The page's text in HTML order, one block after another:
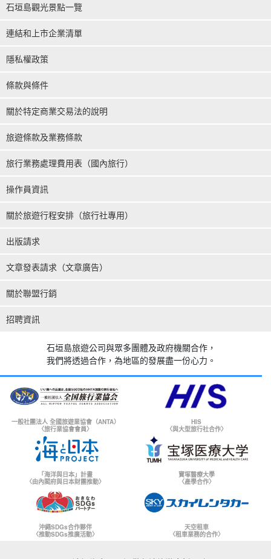
石垣島觀光景點一覽
連結和上市企業清單
隱私權政策
條款與條件
關於特定商業交易法的說明
旅遊條款及業務條款
旅行業務處理費用表（國內旅行）
操作員資訊
關於旅遊行程安排（旅行社專用）
出版請求
文章發表請求（文章廣告）
關於聯盟行銷
招聘資訊
石垣島旅遊公司與眾多團體及政府機關合作，
我們將透過合作，為地區的發展盡一份心力。
一般社團法人 全國旅遊業協會（ANTA）
〈旅行業協會會員〉
HIS
〈與大型旅行社合作〉
「海洋與日本」計畫
〈由內閣府與日本財團推動〉
寶塚醫療大學
〈產學合作〉
沖繩SDGs合作夥伴
〈推動SDGs推廣活動〉
天空租車
〈租車業務的合作〉